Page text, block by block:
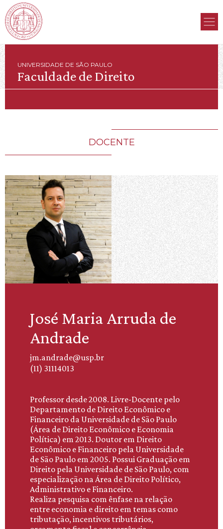
UNIVERSIDADE DE SÃO PAULO
Faculdade de Direito
DOCENTE
José Maria Arruda de
Andrade
jm.andrade@usp.br
(11) 31114013
Professor desde 2008. Livre-Docente pelo
Departamento de Direito Econômico e
Financeiro da Universidade de São Paulo
(Área de Direito Econômico e Economia
Política) em 2013. Doutor em Direito
Econômico e Financeiro pela Universidade
de São Paulo em 2005. Possui Graduação em
Direito pela Universidade de São Paulo, com
especialização na Área de Direito Político,
Administrativo e Financeiro.
Realiza pesquisa com ênfase na relação
entre economia e direito em temas como
tributação, incentivos tributários,